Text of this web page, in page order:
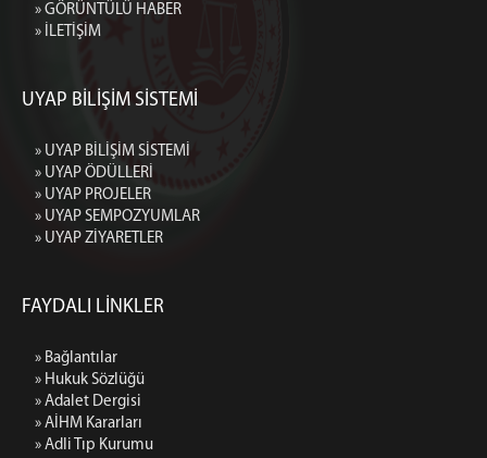
» GÖRÜNTÜLÜ HABER
» İLETİŞİM
UYAP BİLİŞİM SİSTEMİ
» UYAP BİLİŞİM SİSTEMİ
» UYAP ÖDÜLLERİ
» UYAP PROJELER
» UYAP SEMPOZYUMLAR
» UYAP ZİYARETLER
FAYDALI LİNKLER
» Bağlantılar
» Hukuk Sözlüğü
» Adalet Dergisi
» AİHM Kararları
» Adli Tıp Kurumu